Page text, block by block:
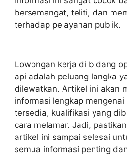
bersemangat, teliti, dan
terhadap pelayanan publik.
Lowongan kerja di bidang
api adalah peluang langka
dilewatkan. Artikel ini akan
informasi lengkap mengenai
tersedia, kualifikasi yang
cara melamar. Jadi,
artikel ini sampai selesai
semua informasi penting